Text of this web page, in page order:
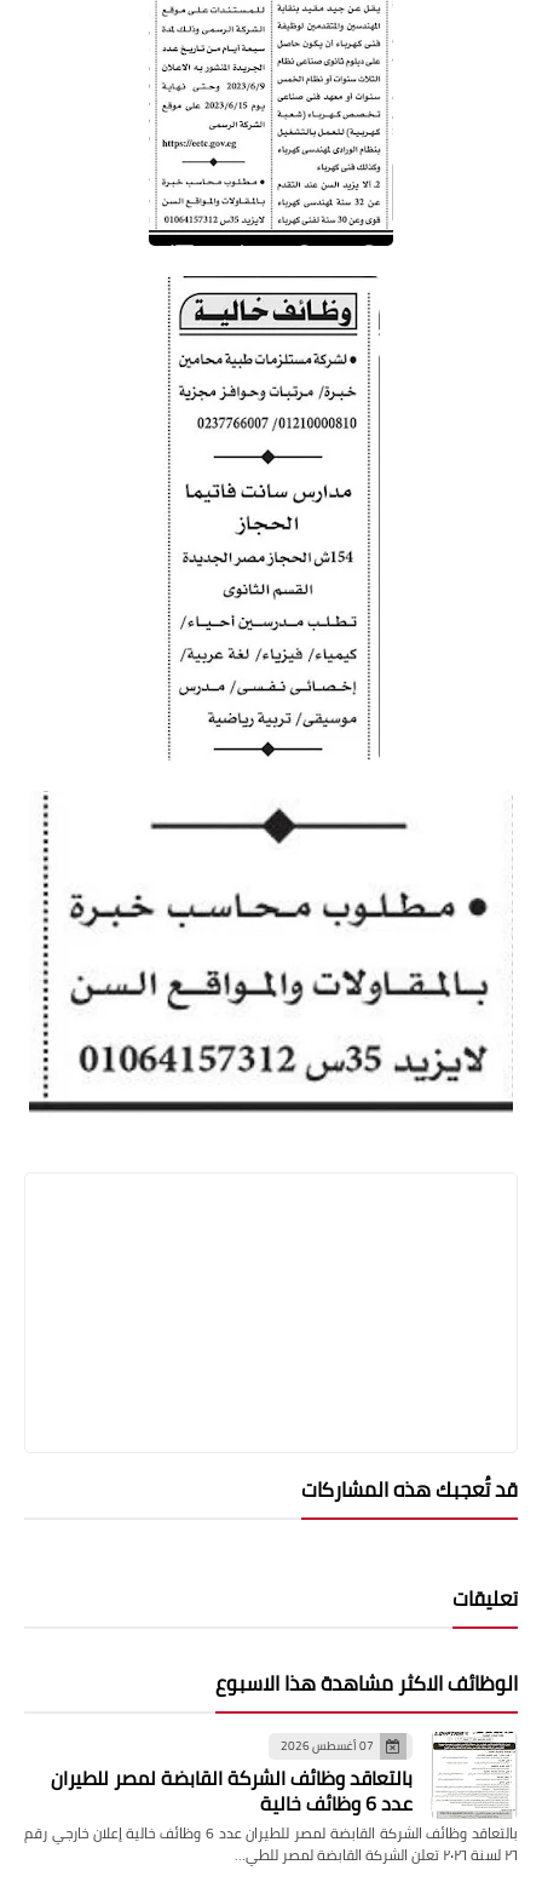
قد تُعجبك هذه المشاركات
تعليقات
الوظائف الاكثر مشاهدة هذا الاسبوع
07 أغسطس 2026
بالتعاقد وظائف الشركة القابضة لمصر للطيران
عدد 6 وظائف خالية
بالتعاقد وظائف الشركة القابضة لمصر للطيران عدد 6 وظائف خالية إعلان خارجي رقم
٢٦ لسنة ٢٠٢٦ تعلن الشركة القابضة لمصر للطي…